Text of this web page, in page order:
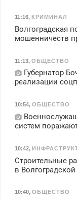
11:16, КРИМИНАЛ
Волгоградская
мошенничеств
11:13, ОБЩЕСТВО
Губернатор
реализации
10:54, ОБЩЕСТВО
систем
10:42,
Строительные
в
10:40, ОБЩЕСТВО